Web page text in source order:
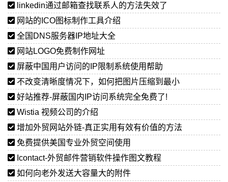
linkedin通过邮箱查找联系人的方法失效了
网站的ICO图标制作工具介绍
全国DNS服务器IP地址大全
网站LOGO免费制作网址
屏蔽中国用户访问的IP限制系统使用帮助
不改变清晰度情况下，如何把图片压缩到最小
好站推荐-屏蔽国内IP访问系统完全免费了!
Wistia 视频公司的介绍
增加外贸网站外链-真正实用有效有价值的方法
免费提供美国专业外贸空间使用
Icontact-外贸邮件营销软件操作图文教程
如何向老外发送大容量大的附件